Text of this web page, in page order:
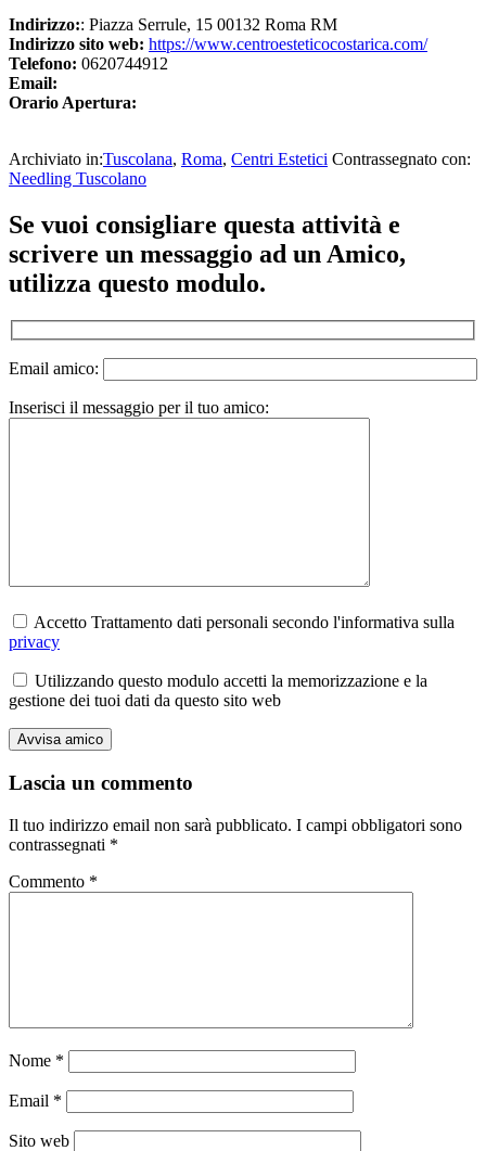
Indirizzo:: Piazza Serrule, 15 00132 Roma RM
Indirizzo sito web: https://www.centroesteticocostarica.com/
Telefono: 0620744912
Email:
Orario Apertura:
Archiviato in:Tuscolana, Roma, Centri Estetici Contrassegnato con:
Needling Tuscolano
Se vuoi consigliare questa attività e
scrivere un messaggio ad un Amico,
utilizza questo modulo.
Email amico:
Inserisci il messaggio per il tuo amico:
Accetto Trattamento dati personali secondo l'informativa sulla
privacy
Utilizzando questo modulo accetti la memorizzazione e la
gestione dei tuoi dati da questo sito web
Lascia un commento
Il tuo indirizzo email non sarà pubblicato. I campi obbligatori sono
contrassegnati *
Commento *
Nome *
Email *
Sito web